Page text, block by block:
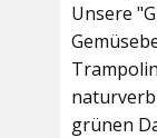
Unsere
grünen